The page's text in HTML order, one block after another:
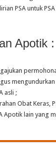
PSA untuk
Apotik :
asli ;
Obat Keras,
Apotik lain yang